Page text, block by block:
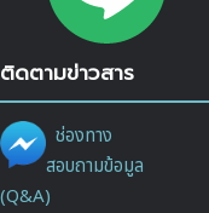
ติดตามข่าวสาร
ช่องทาง
สอบถามข้อมูล
(Q&A)